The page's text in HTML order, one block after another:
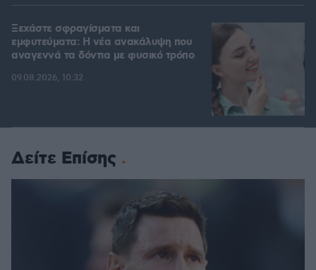
Ξεχάστε σφραγίσματα και
εμφυτεύματα: Η νέα ανακάλυψη που
αναγεννά τα δόντια με φυσικό τρόπο
09.08.2026, 10:32
Δείτε Επίσης